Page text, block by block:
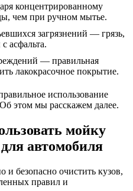
концентрированному
чем при ручном мытье.
загрязнений — грязь,
асфальта.
— правильная
лакокрасочное покрытие.
использование
этом мы расскажем далее.
мойку
автомобиля
безопасно очистить кузов,
правил и